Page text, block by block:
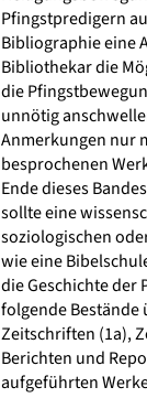
Pfingstpredigern
Bibliographie eine
Bibliothekar die
die
unnötig
Anmerkungen nur
besprochenen
Ende dieses
sollte eine
soziologischen
wie eine
die Geschichte
folgende Bestände
Zeitschriften (1a),
Berichten und
aufgeführten